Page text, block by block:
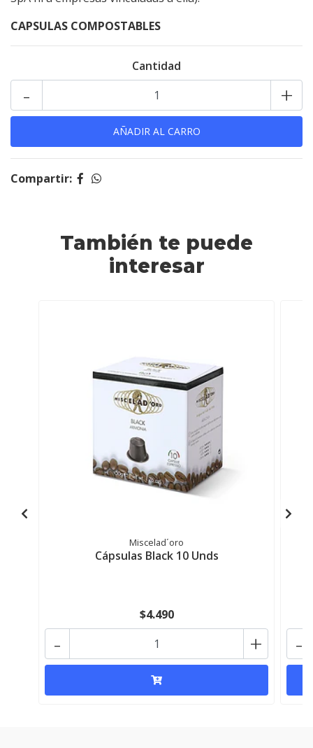
CAPSULAS COMPOSTABLES
Cantidad
+
-
Compartir:
También te puede
interesar
Miscelad´oro
Cápsulas Black 10 Unds
$4.490
+
- -